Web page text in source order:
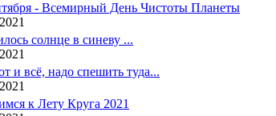
- Всемирный День Чистоты Планеты
солнце в синеву ...
и всё, надо спешить туда...
к Лету Круга 2021